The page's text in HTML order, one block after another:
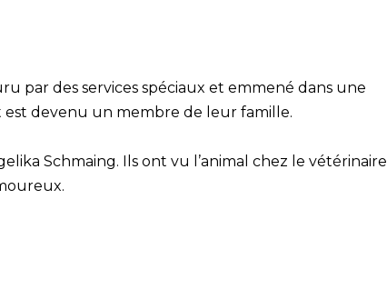
par des services spéciaux et emmené dans une
devenu un membre de leur famille.
Schmaing. Ils ont vu l’animal chez le vétérinaire